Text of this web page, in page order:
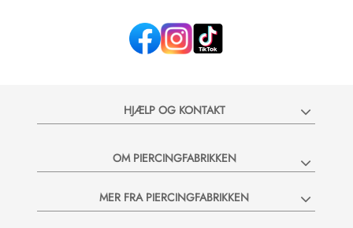
HJÆLP OG KONTAKT
OM PIERCINGFABRIKKEN
MER FRA PIERCINGFABRIKKEN